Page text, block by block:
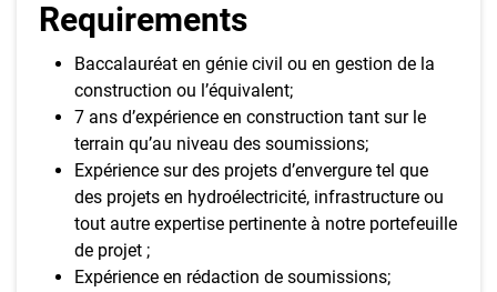
Requirements
Baccalauréat en génie civil ou en gestion de la
construction ou l’équivalent;
7 ans d’expérience en construction tant sur le
terrain qu’au niveau des soumissions;
Expérience sur des projets d’envergure tel que
des projets en hydroélectricité, infrastructure ou
tout autre expertise pertinente à notre portefeuille
de projet ;
Expérience en rédaction de soumissions;